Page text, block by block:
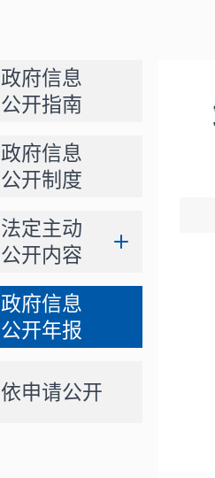
政府信息
公开指南
政府信息
公开制度
法定主动
公开内容
政府信息
公开年报
依申请公开